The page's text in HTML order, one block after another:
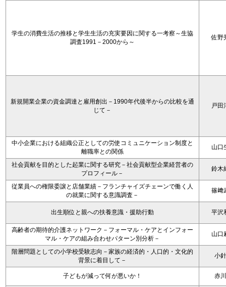
学生の消費生活の推移と学生生活の充実要因に関する一考察～生協
調査1991－2000から～
佐野
新規開業企業の資金調達と雇用創出－1990年代後半からの比較を通
じて－
戸田
中小企業における組織公正としての労使コミュニケーション制度と
離職率との関係
山口
社会貢献を目的とした起業に関する研究－社会貢献型企業経営者の
プロフィール－
鈴木
従業員への権限委譲と店舗業績－フランチャイズチェーンで働く人
の就業に関する意識調査－
篠﨑
出生順位と親への扶養意識・援助行動 平沢
高齢者の期待的介護ネットワーク－フォーマル・ケアとインフォー
マル・ケアの組み合わせパターン別分析－
山口
階層問題としての小学校受験志向－家族の経済的・人口的・文化的
背景に着目して－
小
子どもが減って何が悪いか！ 赤